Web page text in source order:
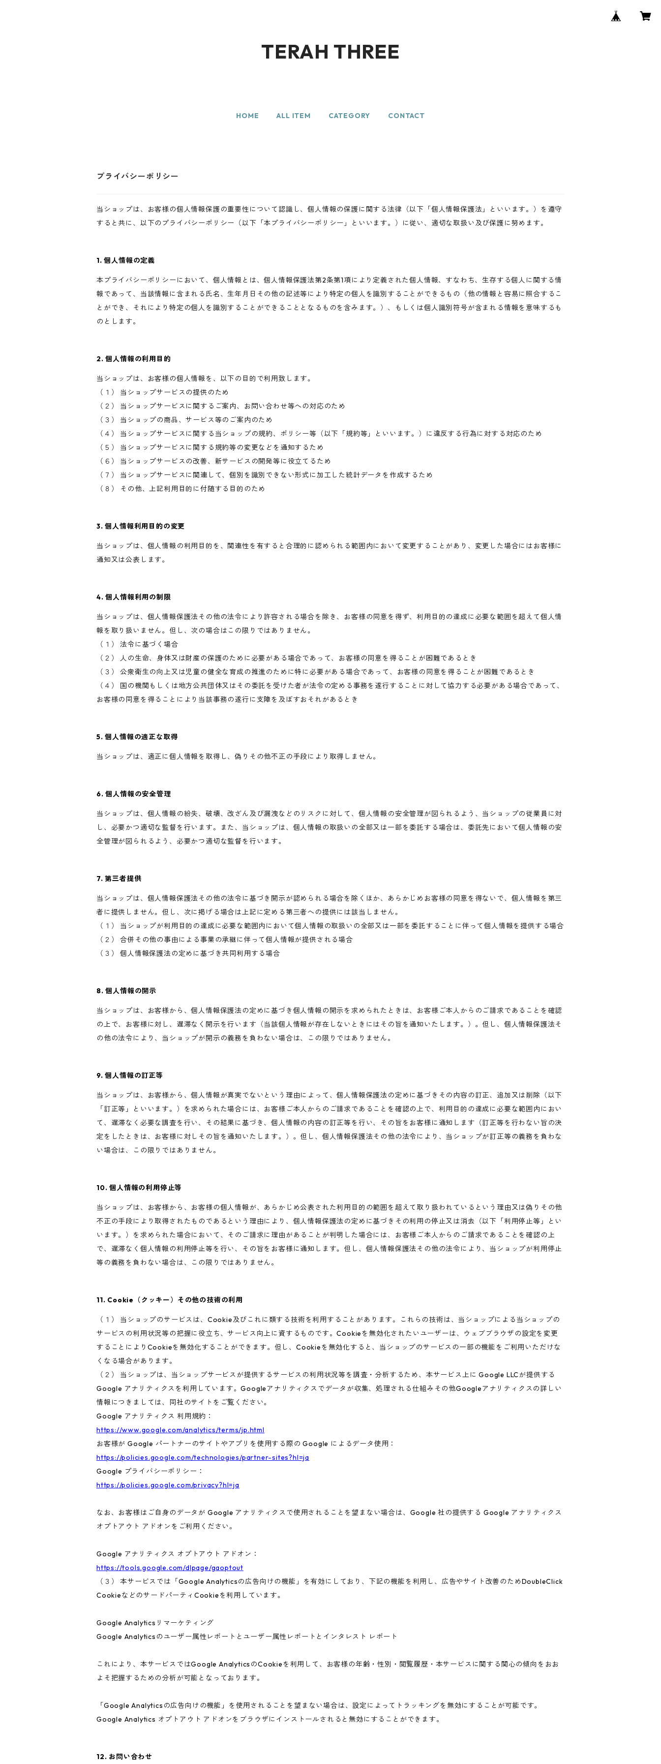
TERAH THREE
HOME ALL ITEM CATEGORY CONTACT
プライバシーポリシー
当ショップは、お客様の個人情報保護の重要性について認識し、個人情報の保護に関する法律（以下「個人情報保護法」といいます。）を遵守
すると共に、以下のプライバシーポリシー（以下「本プライバシーポリシー」といいます。）に従い、適切な取扱い及び保護に努めます。
1. 個人情報の定義
本プライバシーポリシーにおいて、個人情報とは、個人情報保護法第2条第1項により定義された個人情報、すなわち、生存する個人に関する情
報であって、当該情報に含まれる氏名、生年月日その他の記述等により特定の個人を識別することができるもの（他の情報と容易に照合するこ
とができ、それにより特定の個人を識別することができることとなるものを含みます。）、もしくは個人識別符号が含まれる情報を意味するも
のとします。
2. 個人情報の利用目的
当ショップは、お客様の個人情報を、以下の目的で利用致します。
（１） 当ショップサービスの提供のため
（２） 当ショップサービスに関するご案内、お問い合わせ等への対応のため
（３） 当ショップの商品、サービス等のご案内のため
（４） 当ショップサービスに関する当ショップの規約、ポリシー等（以下「規約等」といいます。）に違反する行為に対する対応のため
（５） 当ショップサービスに関する規約等の変更などを通知するため
（６） 当ショップサービスの改善、新サービスの開発等に役立てるため
（７） 当ショップサービスに関連して、個別を識別できない形式に加工した統計データを作成するため
（８） その他、上記利用目的に付随する目的のため
3. 個人情報利用目的の変更
当ショップは、個人情報の利用目的を、関連性を有すると合理的に認められる範囲内において変更することがあり、変更した場合にはお客様に
通知又は公表します。
4. 個人情報利用の制限
当ショップは、個人情報保護法その他の法令により許容される場合を除き、お客様の同意を得ず、利用目的の達成に必要な範囲を超えて個人情
報を取り扱いません。但し、次の場合はこの限りではありません。
（１） 法令に基づく場合
（２） 人の生命、身体又は財産の保護のために必要がある場合であって、お客様の同意を得ることが困難であるとき
（３） 公衆衛生の向上又は児童の健全な育成の推進のために特に必要がある場合であって、お客様の同意を得ることが困難であるとき
（４） 国の機関もしくは地方公共団体又はその委託を受けた者が法令の定める事務を遂行することに対して協力する必要がある場合であって、
お客様の同意を得ることにより当該事務の遂行に支障を及ぼすおそれがあるとき
5. 個人情報の適正な取得
当ショップは、適正に個人情報を取得し、偽りその他不正の手段により取得しません。
6. 個人情報の安全管理
当ショップは、個人情報の紛失、破壊、改ざん及び漏洩などのリスクに対して、個人情報の安全管理が図られるよう、当ショップの従業員に対
し、必要かつ適切な監督を行います。また、当ショップは、個人情報の取扱いの全部又は一部を委託する場合は、委託先において個人情報の安
全管理が図られるよう、必要かつ適切な監督を行います。
7. 第三者提供
当ショップは、個人情報保護法その他の法令に基づき開示が認められる場合を除くほか、あらかじめお客様の同意を得ないで、個人情報を第三
者に提供しません。但し、次に掲げる場合は上記に定める第三者への提供には該当しません。
（１） 当ショップが利用目的の達成に必要な範囲内において個人情報の取扱いの全部又は一部を委託することに伴って個人情報を提供する場合
（２） 合併その他の事由による事業の承継に伴って個人情報が提供される場合
（３） 個人情報保護法の定めに基づき共同利用する場合
8. 個人情報の開示
当ショップは、お客様から、個人情報保護法の定めに基づき個人情報の開示を求められたときは、お客様ご本人からのご請求であることを確認
の上で、お客様に対し、遅滞なく開示を行います（当該個人情報が存在しないときにはその旨を通知いたします。）。但し、個人情報保護法そ
の他の法令により、当ショップが開示の義務を負わない場合は、この限りではありません。
9. 個人情報の訂正等
当ショップは、お客様から、個人情報が真実でないという理由によって、個人情報保護法の定めに基づきその内容の訂正、追加又は削除（以下
「訂正等」といいます。）を求められた場合には、お客様ご本人からのご請求であることを確認の上で、利用目的の達成に必要な範囲内におい
て、遅滞なく必要な調査を行い、その結果に基づき、個人情報の内容の訂正等を行い、その旨をお客様に通知します（訂正等を行わない旨の決
定をしたときは、お客様に対しその旨を通知いたします。）。但し、個人情報保護法その他の法令により、当ショップが訂正等の義務を負わな
い場合は、この限りではありません。
10. 個人情報の利用停止等
当ショップは、お客様から、お客様の個人情報が、あらかじめ公表された利用目的の範囲を超えて取り扱われているという理由又は偽りその他
不正の手段により取得されたものであるという理由により、個人情報保護法の定めに基づきその利用の停止又は消去（以下「利用停止等」とい
います。）を求められた場合において、そのご請求に理由があることが判明した場合には、お客様ご本人からのご請求であることを確認の上
で、遅滞なく個人情報の利用停止等を行い、その旨をお客様に通知します。但し、個人情報保護法その他の法令により、当ショップが利用停止
等の義務を負わない場合は、この限りではありません。
11. Cookie（クッキー）その他の技術の利用
（１） 当ショップのサービスは、Cookie及びこれに類する技術を利用することがあります。これらの技術は、当ショップによる当ショップの
サービスの利用状況等の把握に役立ち、サービス向上に資するものです。Cookieを無効化されたいユーザーは、ウェブブラウザの設定を変更
することによりCookieを無効化することができます。但し、Cookieを無効化すると、当ショップのサービスの一部の機能をご利用いただけな
くなる場合があります。
（２） 当ショップは、当ショップサービスが提供するサービスの利用状況等を調査・分析するため、本サービス上に Google LLCが提供する
Google アナリティクスを利用しています。Googleアナリティクスでデータが収集、処理される仕組みその他Googleアナリティクスの詳しい
情報につきましては、同社のサイトをご覧ください。
Google アナリティクス 利用規約：
https://www.google.com/analytics/terms/jp.html
お客様が Google パートナーのサイトやアプリを使用する際の Google によるデータ使用：
https://policies.google.com/technologies/partner-sites?hl=ja
Google プライバシーポリシー：
https://policies.google.com/privacy?hl=ja
なお、お客様はご自身のデータが Google アナリティクスで使用されることを望まない場合は、Google 社の提供する Google アナリティクス
オプトアウト アドオンをご利用ください。
Google アナリティクス オプトアウト アドオン：
https://tools.google.com/dlpage/gaoptout
（３） 本サービスでは「Google Analyticsの広告向けの機能」を有効にしており、下記の機能を利用し、広告やサイト改善のためDoubleClick
CookieなどのサードパーティCookieを利用しています。
Google Analyticsリマーケティング
Google Analyticsのユーザー属性レポートとユーザー属性レポートとインタレスト レポート
これにより、本サービスではGoogle AnalyticsのCookieを利用して、お客様の年齢・性別・閲覧履歴・本サービスに関する関心の傾向をおお
よそ把握するための分析が可能となっております。
「Google Analyticsの広告向けの機能」を使用されることを望まない場合は、設定によってトラッキングを無効にすることが可能です。
Google Analytics オプトアウト アドオンをブラウザにインストールされると無効にすることができます。
12. お問い合わせ